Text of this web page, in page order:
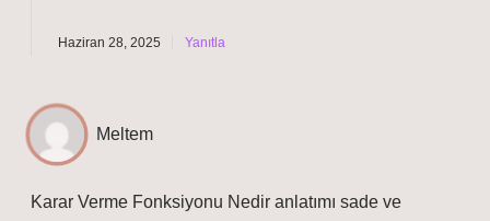
Haziran 28, 2025 Yanıtla
Meltem
Karar Verme Fonksiyonu Nedir anlatımı sade ve